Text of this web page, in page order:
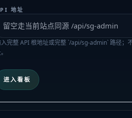
地址
完整 API 根地址或完整 `/api/sg-admin` 路径；
进入看板